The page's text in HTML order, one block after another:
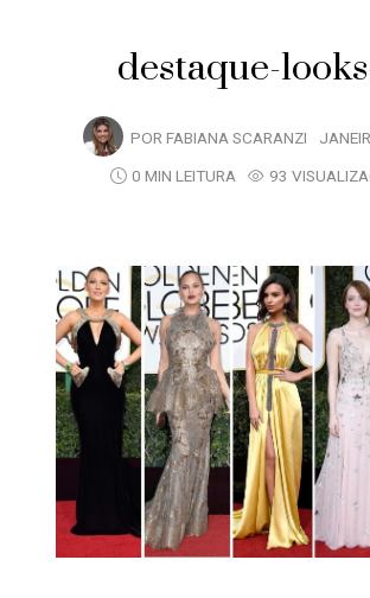
destaque-
POR FABIANA SCARANZI
0 MIN LEITURA
93